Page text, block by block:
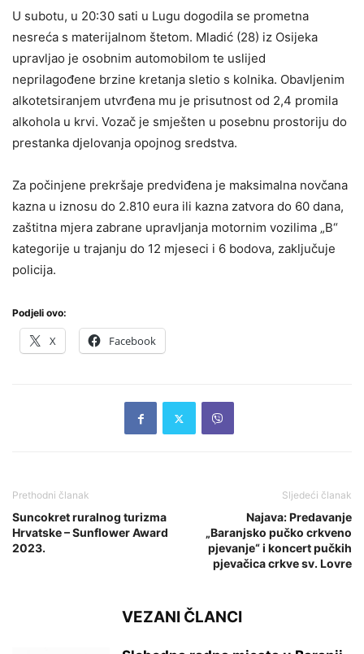
U subotu, u 20:30 sati u Lugu dogodila se prometna
nesreća s materijalnom štetom. Mladić (28) iz Osijeka
upravljao je osobnim automobilom te uslijed
neprilagođene brzine kretanja sletio s kolnika. Obavljenim
alkotetsiranjem utvrđena mu je prisutnost od 2,4 promila
alkohola u krvi. Vozač je smješten u posebnu prostoriju do
prestanka djelovanja opojnog sredstva.
Za počinjene prekršaje predviđena je maksimalna novčana
kazna u iznosu do 2.810 eura ili kazna zatvora do 60 dana,
zaštitna mjera zabrane upravljanja motornim vozilima „B“
kategorije u trajanju do 12 mjeseci i 6 bodova, zaključuje
policija.
Podjeli ovo:
X Facebook
Prethodni članak
Suncokret ruralnog turizma
Hrvatske – Sunflower Award
2023.
Sljedeći članak
Najava: Predavanje
„Baranjsko pučko crkveno
pjevanje“ i koncert pučkih
pjevačica crkve sv. Lovre
VEZANI ČLANCI